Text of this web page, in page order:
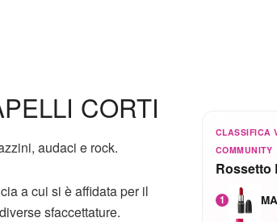
CORTI
audaci e rock.
a cui si è affidata per il
sfaccettature.
CLASSIFICA
COMMUNITY
Rossetto
1